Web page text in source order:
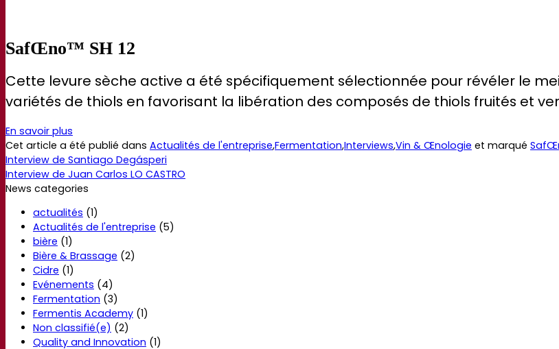
SafŒno™ SH 12
Cette levure sèche active a été spécifiquement sélectionnée pour révéler le
variétés de thiols en favorisant la libération des composés de thiols fruités et
En savoir plus
Cet article a été publié dans Actualités de l'entreprise,Fermentation,Interviews,Vin & Œnologie et marqué
Interview de Santiago Degásperi
Interview de Juan Carlos LO CASTRO
News categories
actualités (1)
Actualités de l'entreprise (5)
bière (1)
Bière & Brassage (2)
Cidre (1)
Evénements (4)
Fermentation (3)
Fermentis Academy (1)
Non classifié(e) (2)
Quality and Innovation (1)